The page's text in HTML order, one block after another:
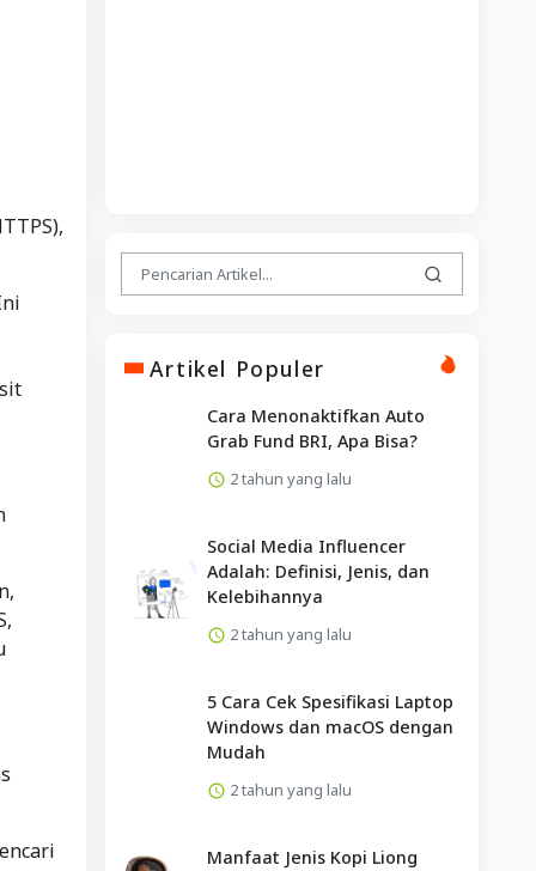
Artikel Populer
Cara Menonaktifkan Auto
Grab Fund BRI, Apa Bisa?
2 tahun yang lalu
Social Media Influencer
Adalah: Definisi, Jenis, dan
Kelebihannya
2 tahun yang lalu
5 Cara Cek Spesifikasi Laptop
Windows dan macOS dengan
Mudah
2 tahun yang lalu
Manfaat Jenis Kopi Liong